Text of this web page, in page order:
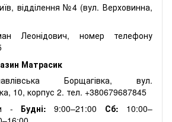
відділення №4 (вул. Верховинна,
Леонідович, номер телефону
Матрасик
Борщагівка, вул.
10, корпус 2. тел. +380679687845
- Будні: 9:00–21:00 Сб: 10:00–